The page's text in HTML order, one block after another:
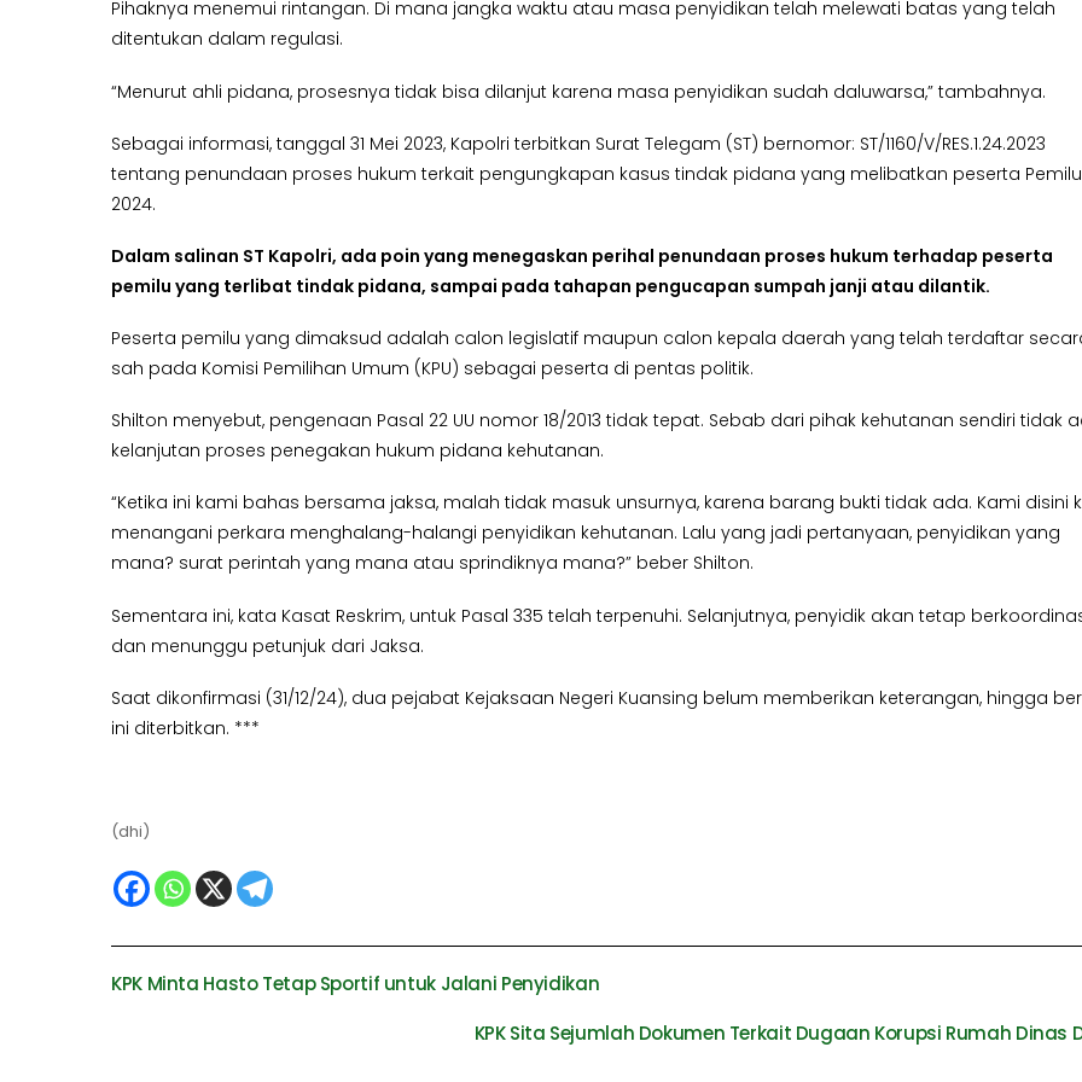
Pihaknya menemui rintangan. Di mana jangka waktu atau masa penyidikan telah melewati batas yang telah
ditentukan dalam regulasi.
“Menurut ahli pidana, prosesnya tidak bisa dilanjut karena masa penyidikan sudah daluwarsa,” tambahnya.
Sebagai informasi, tanggal 31 Mei 2023, Kapolri terbitkan Surat Telegam (ST) bernomor: ST/1160/V/RES.1.24.2023
tentang penundaan proses hukum terkait pengungkapan kasus tindak pidana yang melibatkan peserta Pemilu
2024.
Dalam salinan ST Kapolri, ada poin yang menegaskan perihal penundaan proses hukum terhadap peserta
pemilu yang terlibat tindak pidana, sampai pada tahapan pengucapan sumpah janji atau dilantik.
Peserta pemilu yang dimaksud adalah calon legislatif maupun calon kepala daerah yang telah terdaftar
sah pada Komisi Pemilihan Umum (KPU) sebagai peserta di pentas politik.
Shilton menyebut, pengenaan Pasal 22 UU nomor 18/2013 tidak tepat. Sebab dari pihak kehutanan sendiri tidak
kelanjutan proses penegakan hukum pidana kehutanan.
“Ketika ini kami bahas bersama jaksa, malah tidak masuk unsurnya, karena barang bukti tidak ada. Kami disini
menangani perkara menghalang-halangi penyidikan kehutanan. Lalu yang jadi pertanyaan, penyidikan yang
mana? surat perintah yang mana atau sprindiknya mana?” beber Shilton.
Sementara ini, kata Kasat Reskrim, untuk Pasal 335 telah terpenuhi. Selanjutnya, penyidik akan tetap
dan menunggu petunjuk dari Jaksa.
Saat dikonfirmasi (31/12/24), dua pejabat Kejaksaan Negeri Kuansing belum memberikan keterangan, hingga
ini diterbitkan. ***
(dhi)
KPK Minta Hasto Tetap Sportif untuk Jalani Penyidikan
KPK Sita Sejumlah Dokumen Terkait Dugaan Korupsi Rumah Dinas